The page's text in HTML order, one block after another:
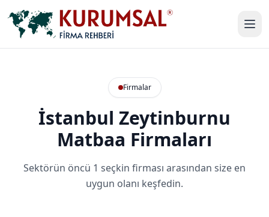
Firmalar
İstanbul Zeytinburnu
Matbaa Firmaları
Sektörün öncü 1 seçkin firması arasından size en
uygun olanı keşfedin.